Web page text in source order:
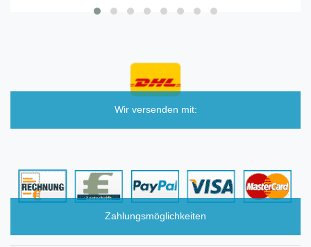
Wir versenden mit:
Zahlungsmöglichkeiten